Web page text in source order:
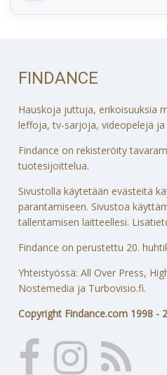
FINDANCE
Hauskoja juttuja, erikoisuuksia
leffoja, tv-sarjoja, videopelejä ja
Findance on rekisteröity
tuotesijoittelua.
Sivustolla käytetään evästeitä
parantamiseen. Sivustoa
tallentamisen laitteellesi.
Findance on perustettu 20.
Yhteistyössä: All Over Press,
Nostemedia ja Turbovisio.fi.
Copyright Findance.com 1998 -